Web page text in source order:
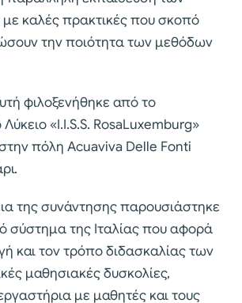
με καλές πρακτικές που σκοπό
την ποιότητα των μεθόδων
φιλοξενήθηκε από το
«Ι.Ι.S.S. RosaLuxemburg»
πόλη Acuaviva Delle Fonti
της συνάντησης παρουσιάστηκε
σύστημα της Ιταλίας που αφορά
και τον τρόπο διδασκαλίας των
μαθησιακές δυσκολίες,
με μαθητές και τους